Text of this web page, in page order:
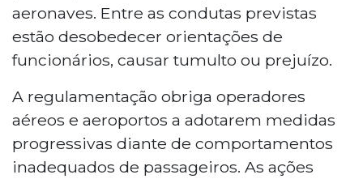
aeronaves. Entre as condutas previstas
estão desobedecer orientações de
funcionários, causar tumulto ou prejuízo.
A regulamentação obriga operadores
aéreos e aeroportos a adotarem medidas
progressivas diante de comportamentos
inadequados de passageiros. As ações